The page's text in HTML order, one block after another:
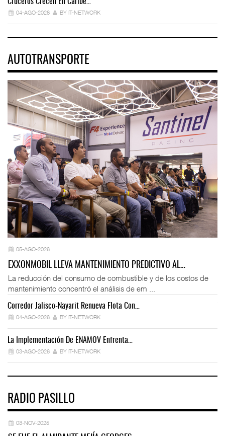
04-AGO-2026 BY IT-NETWORK
AUTOTRANSPORTE
05-AGO-2026
EXXONMOBIL LLEVA MANTENIMIENTO PREDICTIVO AL…
La reducción del consumo de combustible y de los costos de
mantenimiento concentró el análisis de em ...
Corredor Jalisco-Nayarit Renueva Flota Con…
04-AGO-2026 BY IT-NETWORK
La Implementación De ENAMOV Enfrenta…
03-AGO-2026 BY IT-NETWORK
RADIO PASILLO
03-NOV-2025